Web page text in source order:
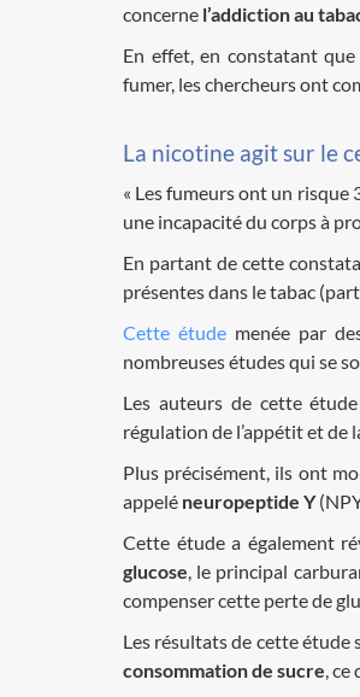
concerne l’addiction au
En effet, en constatant
fumer, les chercheurs ont
La nicotine agit sur le
« Les fumeurs ont un risque
une incapacité du corps à
En partant de cette
présentes dans le tabac
Cette étudemenée par
nombreuses études qui se
Les auteurs de cette
régulation de l’appétit et de
Plus précisément, ils ont
appelé neuropeptide Y
Cette étude a également
glucose , le principal
compenser cette perte de
Les résultats de cette étude
consommation de sucre ,